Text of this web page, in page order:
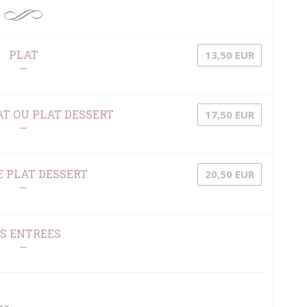
PLAT 13,50 EUR
OU PLAT DESSERT 17,50 EUR
PLAT DESSERT 20,50 EUR
ENTREES